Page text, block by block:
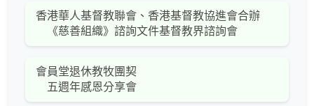
香港華人基督教聯會、香港基督教協進會合辦
《慈善組織》諮詢文件基督教界諮詢會
會員堂退休教牧團契
五週年感恩分享會